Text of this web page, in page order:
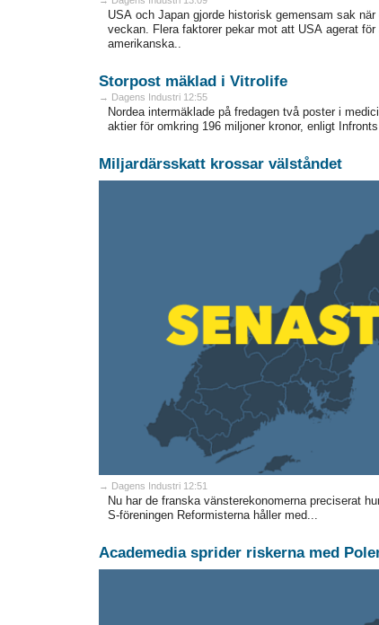
USA och Japan gjorde historisk gemensam sak
veckan. Flera faktorer pekar mot att USA agerat
amerikanska..
Storpost mäklad i Vitrolife
→ Dagens Industri 12:55
Nordea intermäklade på fredagen två poster i
aktier för omkring 196 miljoner kronor, enligt
Miljardärsskatt krossar välståndet
→ Dagens Industri 12:51
Nu har de franska vänsterekonomerna preciserat
S-föreningen Reformisterna håller med...
Academedia sprider riskerna med